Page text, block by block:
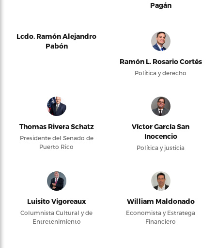
Pagán
Lcdo. Ramón Alejandro
Pabón
Ramón L. Rosario Cortés
Política y derecho
Thomas Rivera Schatz
Presidente del Senado de
Puerto Rico
Víctor García San
Inocencio
Política y justicia
Luisito Vigoreaux
Columnista Cultural y de
Entretenimiento
William Maldonado
Economista y Estratega
Financiero